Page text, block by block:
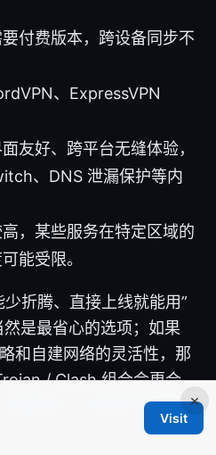
付费版本，跨设备同步不
、ExpressVPN
友好、跨平台无缝体验，
、DNS 泄漏保护等内
，某些服务在特定区域的
能受限。
折腾、直接上线就能用”
是最省心的选项；如果
和自建网络的灵活性，那
/ Clash 组合会更合
面指南、实操技巧与常见×
Visit